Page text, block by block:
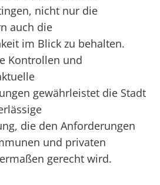
nicht nur die
auch die
im Blick zu behalten.
Kontrollen und
gewährleistet die Stadt
die den Anforderungen
und privaten
gerecht wird.